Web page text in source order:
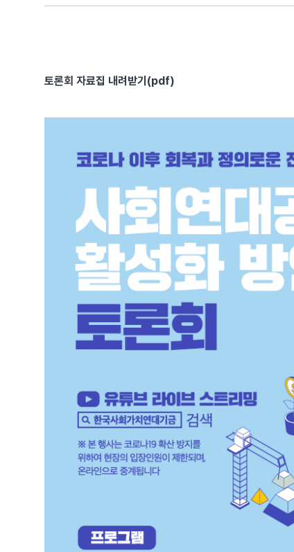
토론회 자료집 내려받기(pdf)